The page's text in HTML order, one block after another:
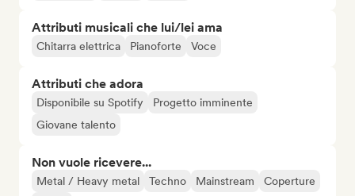
Attributi musicali che lui/lei ama
Chitarra elettrica Pianoforte Voce
Attributi che adora
Disponibile su Spotify
Progetto imminente
Giovane talento
Non vuole ricevere...
Metal / Heavy metal Techno Mainstream
Coperture